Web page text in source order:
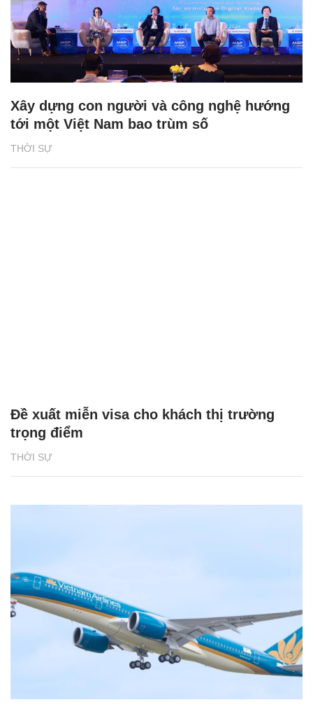
THỜI SỰ
Xây dựng con người và công nghệ hướng
tới một Việt Nam bao trùm số
THỜI SỰ
Đề xuất miễn visa cho khách thị trường
trọng điểm